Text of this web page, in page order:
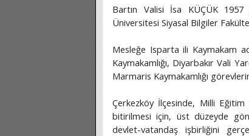
Bartın Valisi İsa KÜÇÜK
Üniversitesi Siyasal Bilgiler
Mesleğe Isparta ili Kaymakam
Kaymakamlığı, Diyarbakır Vali
Marmaris Kaymakamlığı
Çerkezköy İlçesinde, Milli Eğitim
bitirilmesi için, üst düzeyde
devlet-vatandaş işbirliğini